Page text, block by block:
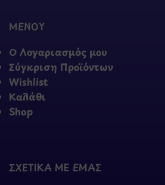
ΜΕΝΟΥ
Ο Λογαριασμός μου
Σύγκριση Προϊόντων
Wishlist
Καλάθι
Shop
ΣΧΕΤΙΚΑ ΜΕ ΕΜΑΣ